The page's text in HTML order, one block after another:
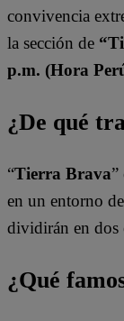
convivencia
la sección de
p.m. (Hora
¿De qué
“Tierra Brava”
en un entorno
dividirán en dos
¿Qué